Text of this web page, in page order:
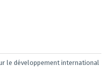
le développement international